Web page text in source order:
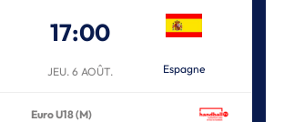
17:00
JEU. 6 AOÛT. Espagne
Euro U18 (M)